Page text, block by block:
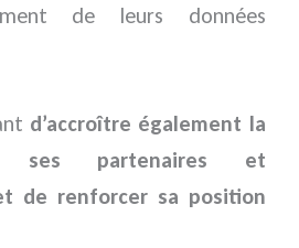
de leurs données
d’accroître également la
ses partenaires et
de renforcer sa position